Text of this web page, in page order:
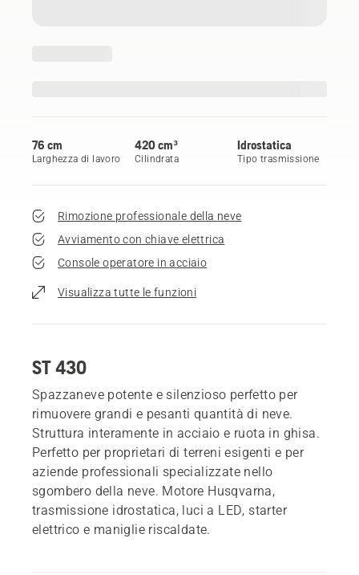
76 cm
Larghezza di lavoro
420 cm³
Cilindrata
Idrostatica
Tipo trasmissione
Rimozione professionale della neve
Avviamento con chiave elettrica
Console operatore in acciaio
Visualizza tutte le funzioni
ST 430
Spazzaneve potente e silenzioso perfetto per
rimuovere grandi e pesanti quantità di neve.
Struttura interamente in acciaio e ruota in ghisa.
Perfetto per proprietari di terreni esigenti e per
aziende professionali specializzate nello
sgombero della neve. Motore Husqvarna,
trasmissione idrostatica, luci a LED, starter
elettrico e maniglie riscaldate.